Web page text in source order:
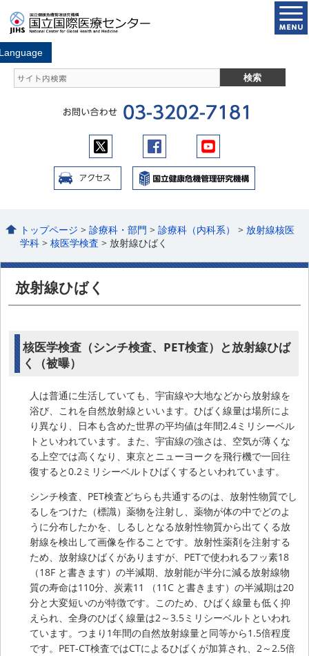
トップページ >診療科・部門 >診療科（内科系） >放射線核医
学科 >核医学検査 > 放射線ひばく
放射線ひばく
核医学検査（シンチ検査、PET検査）と放射線ひば
く（被曝）
人は普通に生活していても、宇宙線や大地などから放射線を
浴び、これを自然放射線といいます。ひばく線量は場所によ
り異なり、日本も含めた世界の平均値は年間2.4ミリシーベル
トといわれています。また、宇宙線の強さは、空気が薄くな
る上空では高くなり、東京とニューヨークを飛行機で一回往
復すると0.2ミリシーベルトひばくするといわれています。
シンチ検査、PET検査どちらも共通するのは、放射性物質でし
るしをつけた（標識）薬物を注射し、薬物が体の中でどのよ
うに分布したかを、しるしとなる放射性物質から出てくる放
射線を検出して画像を作ることです。放射性薬剤を注射する
ため、放射線ひばくがありますが、PETで使われるフッ素18
（18F と書きます）の半減期、放射能が半分に減る放射線物
質の寿命は110分、炭素11 （11C と書きます）の半減期は20
分と大変短いのが特徴です。このため、ひばく線量も低く抑
えられ、全身のひばく線量は2～3.5ミリシーベルトといわれ
ています。つまり1年間の自然放射線量と同等から1.5倍程度
です。PET-CT検査ではCTによるひばくが加算され、2～2.5倍